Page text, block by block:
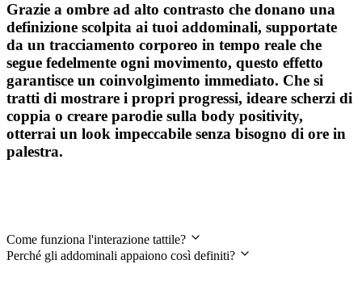
Grazie a ombre ad alto contrasto che donano una
definizione scolpita ai tuoi addominali, supportate
da un tracciamento corporeo in tempo reale che
segue fedelmente ogni movimento, questo effetto
garantisce un coinvolgimento immediato. Che si
tratti di mostrare i propri progressi, ideare scherzi di
coppia o creare parodie sulla body positivity,
otterrai un look impeccabile senza bisogno di ore in
palestra.
Come funziona l'interazione tattile?
Perché gli addominali appaiono così definiti?